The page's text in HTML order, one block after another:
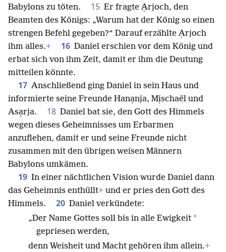
Babylons zu töten.
15 Er fragte Ạrjoch, den
Beamten des Königs: „Warum hat der König so einen
strengen Befehl gegeben?“ Darauf erzählte Ạrjoch
ihm alles.+ 16 Daniel erschien vor dem König und
erbat sich von ihm Zeit, damit er ihm die Deutung
mitteilen könnte.
17 Anschließend ging Daniel in sein Haus und
informierte seine Freunde Hanạnja, Mịschaël und
Asạrja.
18 Daniel bat sie, den Gott des Himmels
wegen dieses Geheimnisses um Erbarmen
anzuflehen, damit er und seine Freunde nicht
zusammen mit den übrigen weisen Männern
Babylons umkämen.
19 In einer nächtlichen Vision wurde Daniel dann
das Geheimnis enthüllt+ und er pries den Gott des
Himmels.
20 Daniel verkündete:
„Der Name Gottes soll bis in alle Ewigkeit *
gepriesen werden,
denn Weisheit und Macht gehören ihm allein.+